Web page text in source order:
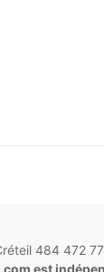
484 472
est